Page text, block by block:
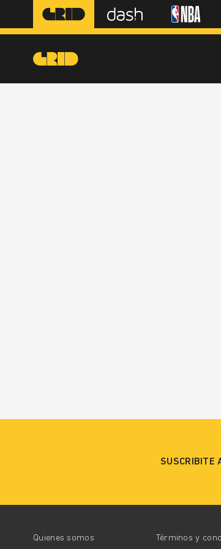
SUSCRIBITE
Quienes somos Términos y